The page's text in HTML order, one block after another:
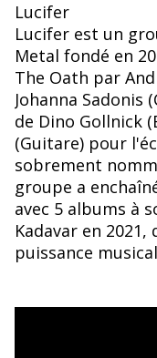
Lucifer
Lucifer est un
Metal fondé en
The Oath par
Johanna Sadonis
de Dino Gollnick
(Guitare) pour
sobrement
groupe a
avec 5 albums à
Kadavar en
puissance